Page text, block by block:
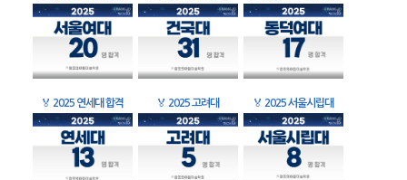
🏅 2025 연세대 합격 🏅 2025 고려대 🏅 2025 서울시립대